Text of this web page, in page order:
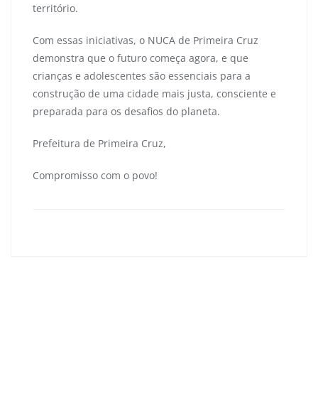
território.
Com essas iniciativas, o NUCA de Primeira Cruz
demonstra que o futuro começa agora, e que
crianças e adolescentes são essenciais para a
construção de uma cidade mais justa, consciente e
preparada para os desafios do planeta.
Prefeitura de Primeira Cruz,
Compromisso com o povo!